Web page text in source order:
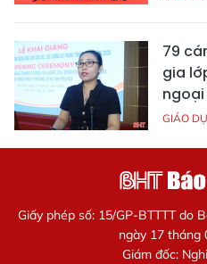
79
gia
GIÁO
Giấy phép số: 15/GP-BTTTT do
ngày 17 tháng
Giám đốc: